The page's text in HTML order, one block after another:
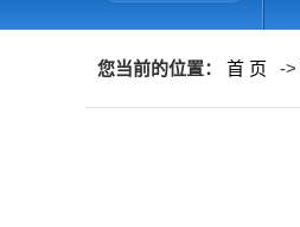
您当前的位置： 首 页 ->